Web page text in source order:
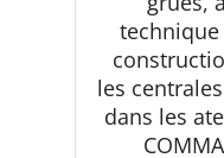
les
dans les